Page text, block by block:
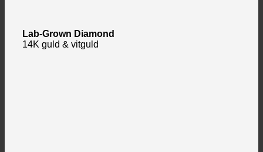
Lab-Grown Diamond
14K guld & vitguld